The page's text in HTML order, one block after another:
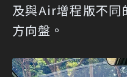
及與Air增程版不同
方向盤。